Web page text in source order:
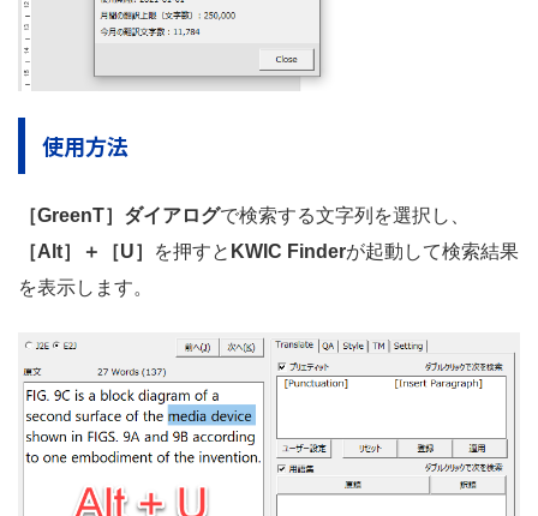
使用方法
［GreenT］ダイアログで検索する文字列を選択し、
［Alt］＋［U］
を押すと KWIC Finderが起動して検索結果
を表示します。